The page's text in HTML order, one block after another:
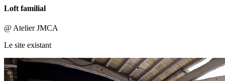
Loft familial
@ Atelier JMCA
Le site existant